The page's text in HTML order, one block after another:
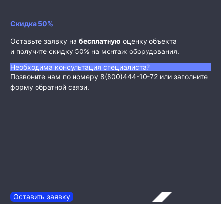
Скидка 50%
Оставьте заявку на бесплатную оценку объекта
и получите скидку 50% на монтаж оборудования.
Необходима консультация специалиста?
Позвоните нам по номеру 8(800)444-10-72 или заполните
форму обратной связи.
Оставить заявку